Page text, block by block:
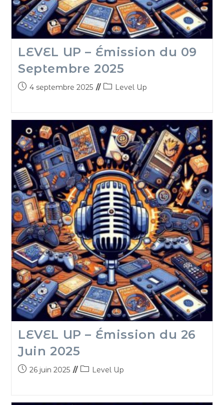
LEVEL UP – Émission du 09
Septembre 2025
4 septembre 2025 Level Up
LEVEL UP – Émission du 26
Juin 2025
26 juin 2025 Level Up